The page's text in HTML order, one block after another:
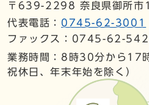
〒639-2298 奈良県御所市
代表電話： 0745-62-3001
ファックス：0745-62-
業務時間：8時30分から17
祝休日、年末年始を除く）